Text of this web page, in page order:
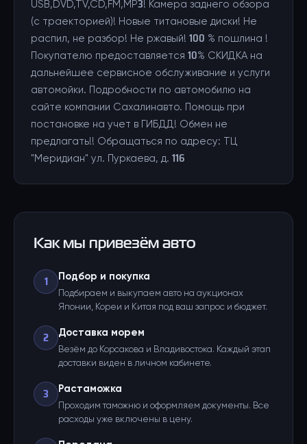
USB,DVD,TV,CD,FM,MP3! Камера заднего обзора
(с траекторией)! Новые титановые диски! Не
распил, не разбор! Не ржавый! 100 % пошлина !
Покупателю предоставляется 10% СКИДКА на
дальнейшее сервисное обслуживание и услуги
автомойки. Подробности по автомобилю на
сайте компании Сахалинавто. Помощь при
постановке на учет в ГИБДД! Обмен не
предлагать!! Обращаться по адресу: ТЦ
"Меридиан" ул. Пуркаева, д. 116
Как мы привезём авто
1 Подбор и покупка
Подбираем и выкупаем авто на аукционах
Японии, Кореи и Китая под ваш запрос и бюджет.
2 Доставка морем
Везём до Корсакова и Владивостока. Каждый этап
доставки виден в личном кабинете.
3 Растаможка
Проходим таможню и оформляем документы. Все
расходы уже включены в цену.